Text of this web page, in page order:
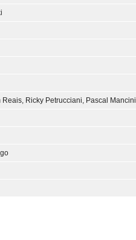
Ricky Petrucciani, Pascal Mancini